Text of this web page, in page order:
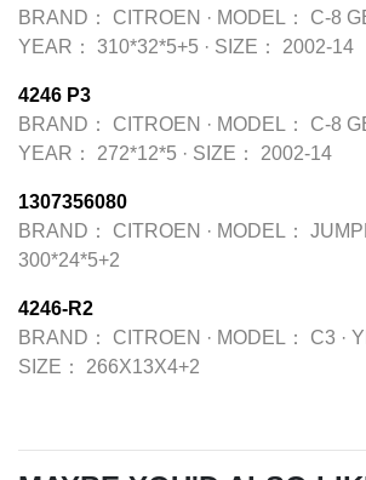
BRAND：
CITROEN · MODEL： C-8
YEAR：
310*32*5+5 · SIZE： 2002-14
4246 P3
BRAND：
CITROEN · MODEL： C-8
YEAR：
272*12*5 · SIZE： 2002-14
1307356080
BRAND：
CITROEN · MODEL：
300*24*5+2
4246-R2
BRAND：
CITROEN · MODEL： C3 ·
SIZE：
266X13X4+2